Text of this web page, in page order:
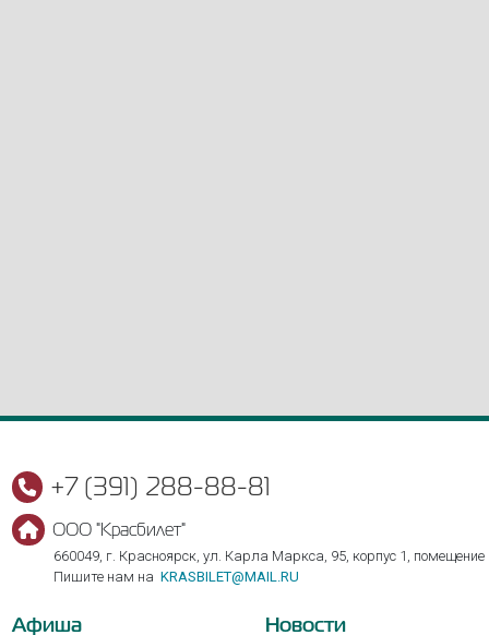
+7 (391) 288-88-81
ООО "Красбилет"
660049, г. Красноярск, ул. Карла Маркса, 95, корпус 1, помещение
Пишите нам на KRASBILET@MAIL.RU
Афиша Новости